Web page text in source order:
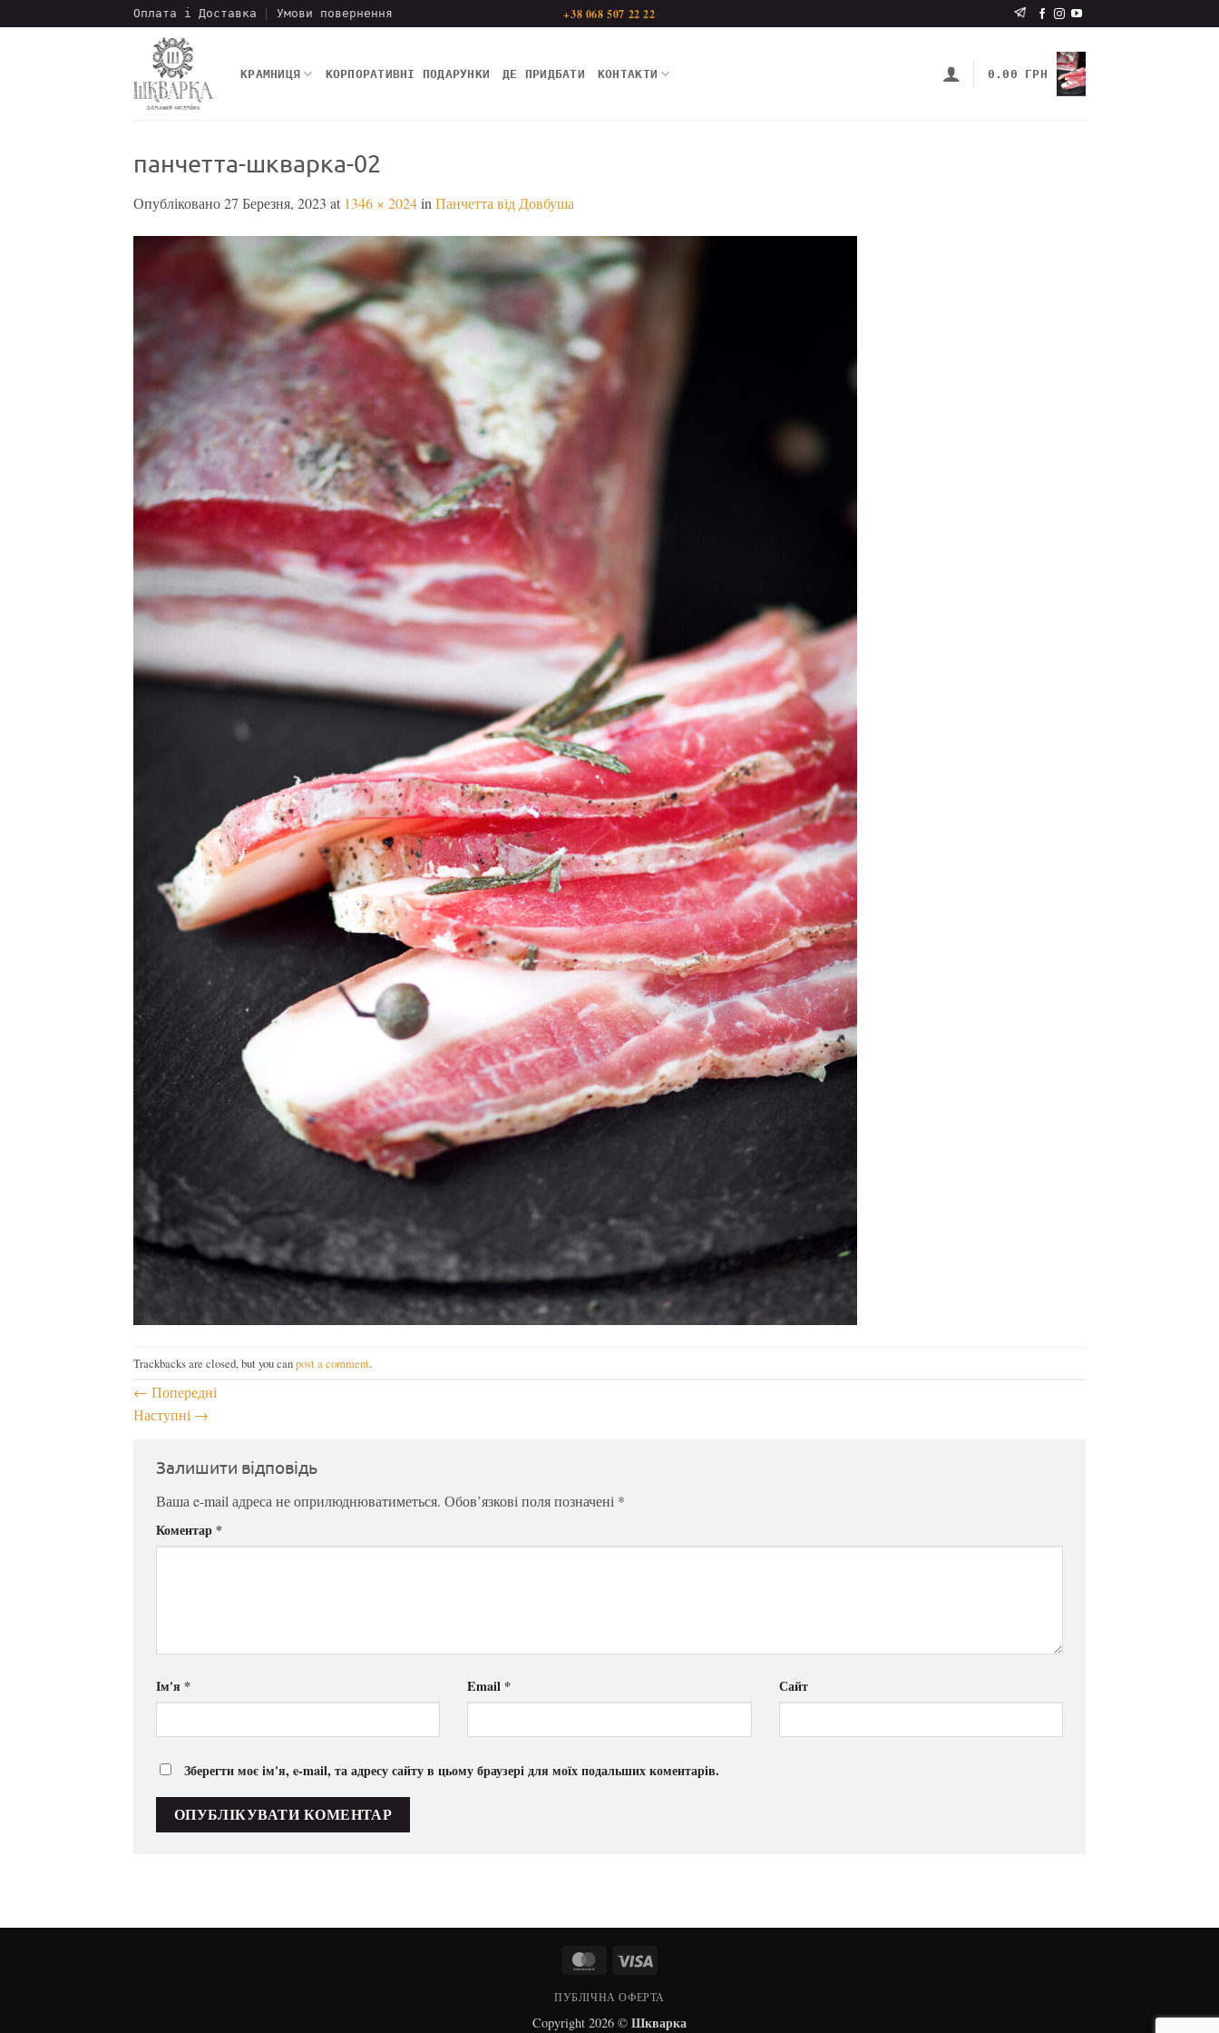
Оплата і Доставка Умови повернення +38 068 507 22 22
КРАМНИЦЯ КОРПОРАТИВНІ ПОДАРУНКИ ДЕ ПРИДБАТИ КОНТАКТИ 0.00 ГРН
панчетта-шкварка-02
Опубліковано27 Березня, 2023 at 1346 × 2024in Панчетта від Довбуша
Trackbacks are closed, but you canpost a comment.
← Попередні
Наступні →
Залишити відповідь
Ваша e-mail адреса не оприлюднюватиметься. Обов’язкові поля позначені *
Коментар *
Ім'я * Email * Сайт
Зберегти моє ім'я, e-mail, та адресу сайту в цьому браузері для моїх подальших коментарів.
MasterCard
ПУБЛІЧНА ОФЕРТА
Copyright 2026 © Шкварка